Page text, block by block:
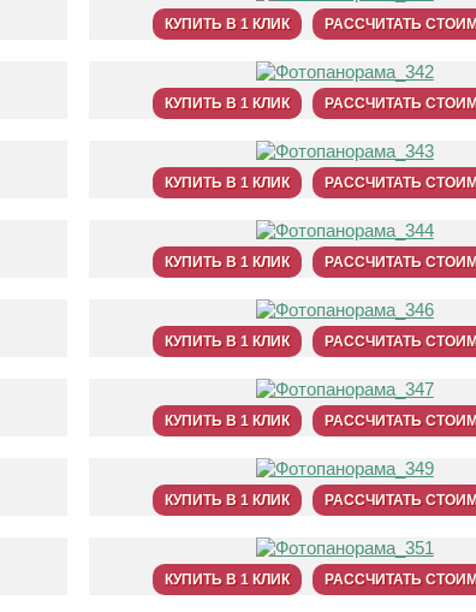
КУПИТЬ В 1 КЛИК РАССЧИТАТЬ
КУПИТЬ В 1 КЛИК РАССЧИТАТЬ
КУПИТЬ В 1 КЛИК РАССЧИТАТЬ
КУПИТЬ В 1 КЛИК РАССЧИТАТЬ
КУПИТЬ В 1 КЛИК РАССЧИТАТЬ
КУПИТЬ В 1 КЛИК РАССЧИТАТЬ
КУПИТЬ В 1 КЛИК РАССЧИТАТЬ
КУПИТЬ В 1 КЛИК РАССЧИТАТЬ